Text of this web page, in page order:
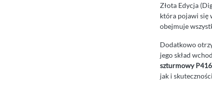
Złota Edycja
która pojawi się
obejmuje
Dodatkowo
jego skład
szturmowy P416
jak i